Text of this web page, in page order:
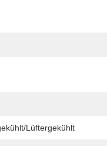
Lüftergekühlt